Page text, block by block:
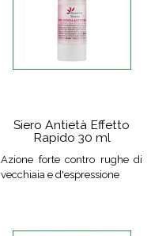
Siero Antietà Effetto
Rapido 30 ml
Azione forte contro rughe di
vecchiaia e d'espressione